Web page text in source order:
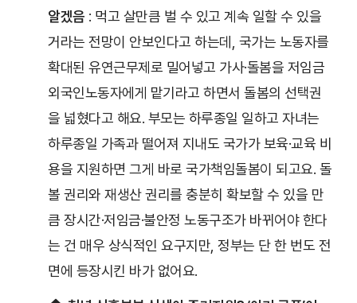
알겠음 : 먹고 살만큼 벌 수 있고 계속 일할 수 있을
거라는 전망이 안보인다고 하는데, 국가는 노동자를
확대된 유연근무제로 밀어넣고 가사·돌봄을 저임금
외국인노동자에게 맡기라고 하면서 돌봄의 선택권
을 넓혔다고 해요. 부모는 하루종일 일하고 자녀는
하루종일 가족과 떨어져 지내도 국가가 보육·교육 비
용을 지원하면 그게 바로 국가책임돌봄이 되고요. 돌
볼 권리와 재생산 권리를 충분히 확보할 수 있을 만
큼 장시간·저임금·불안정 노동구조가 바뀌어야 한다
는 건 매우 상식적인 요구지만, 정부는 단 한 번도 전
면에 등장시킨 바가 없어요.